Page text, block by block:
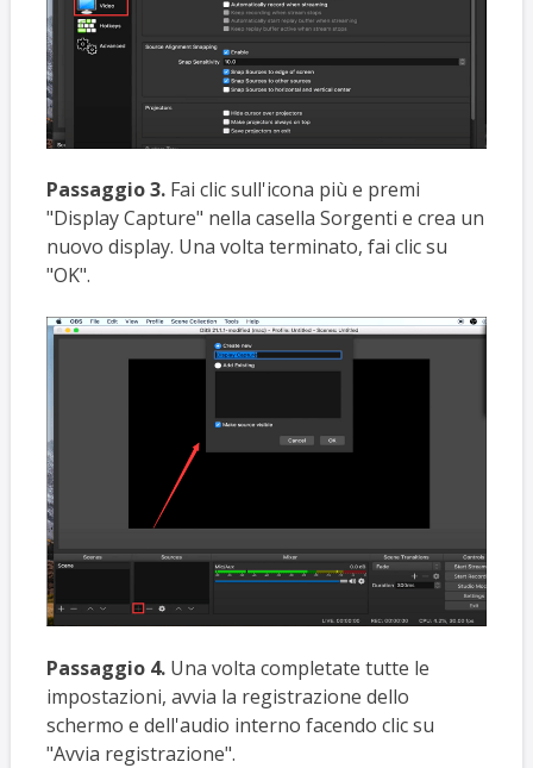
Passaggio 3.Fai clic sull'icona più e premi
"Display Capture" nella casella Sorgenti e crea un
nuovo display. Una volta terminato, fai clic su
"OK".
Passaggio 4.Una volta completate tutte le
impostazioni, avvia la registrazione dello
schermo e dell'audio interno facendo clic su
"Avvia registrazione".